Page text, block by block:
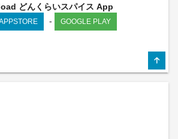
どんくらいスパイス App
- GOOGLE PLAY